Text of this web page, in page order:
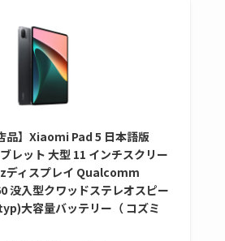
品】Xiaomi Pad 5 日本語版
レット 大型 11 インチスクリー
ディスプレイ Qualcomm
没入型クワッドステレオスピー
大容量バッテリー（ コズミ